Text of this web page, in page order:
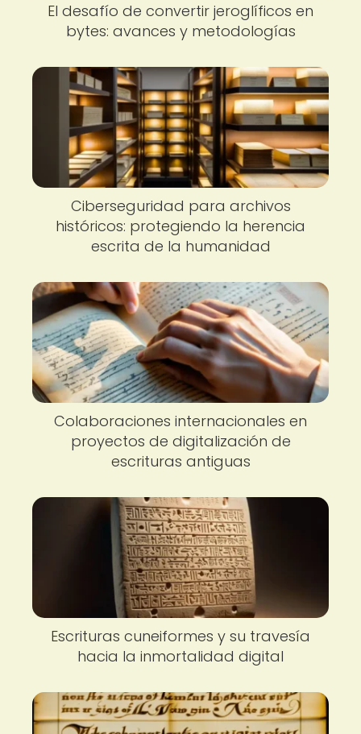
El desafío de convertir jeroglíficos en
bytes: avances y metodologías
Ciberseguridad para archivos
históricos: protegiendo la herencia
escrita de la humanidad
Colaboraciones internacionales en
proyectos de digitalización de
escrituras antiguas
Escrituras cuneiformes y su travesía
hacia la inmortalidad digital